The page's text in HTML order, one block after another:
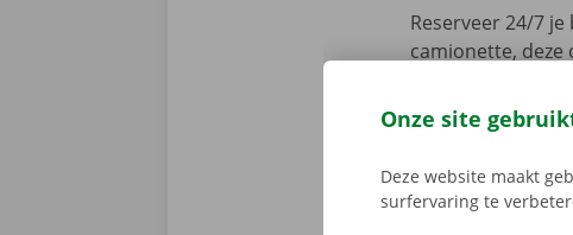
Reserveer 24/7
camionette, deze
vertrekken.
Onze site
Deze website maakt
surfervaring te